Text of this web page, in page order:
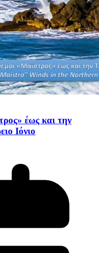
έως και την
Ιόνιο